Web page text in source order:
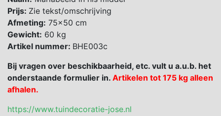
Prijs: Zie tekst/omschrijving
Afmeting: 75×50 cm
Gewicht: 60 kg
Artikel nummer: BHE003c
Bij vragen over beschikbaarheid, etc. vult u a.u.b. het
onderstaande formulier in. Artikelen tot 175 kg alleen
afhalen.
https://www.tuindecoratie-jose.nl